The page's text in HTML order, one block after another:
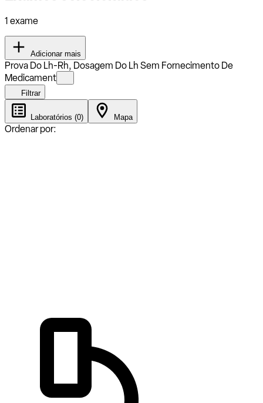
1 exame
Adicionar mais
Prova Do Lh-Rh, Dosagem Do Lh Sem Fornecimento De
Medicament
Filtrar
Laboratórios (0) Mapa
Ordenar por: